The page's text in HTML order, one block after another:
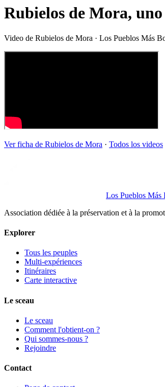
Rubielos de Mora,
Video de Rubielos de Mora · Los Pueblos Más
Ver ficha de Rubielos de Mora · Todos los videos
Los Pueblos Más
Association dédiée à la préservation et à la
Explorer
Tous les peuples
Multi-expériences
Itinéraires
Carte interactive
Le sceau
Le sceau
Comment l'obtient-on ?
Qui sommes-nous ?
Rejoindre
Contact